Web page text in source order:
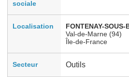
sociale
Localisation
FONTENAY-SOUS-
Val-de-Marne (94)
Île-de-France
Secteur Outils